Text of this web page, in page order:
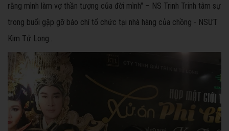
rằng mình làm vợ thần tượng của đời mình" – NS Trinh Trinh tâm sự
trong buổi gặp gỡ báo chí tổ chức tại nhà hàng của chồng - NSƯT
Kim Tử Long..